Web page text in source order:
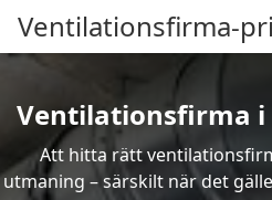
Ventilationsfirma-
Ventilationsfirma i
Att hitta rätt
utmaning – särskilt när det